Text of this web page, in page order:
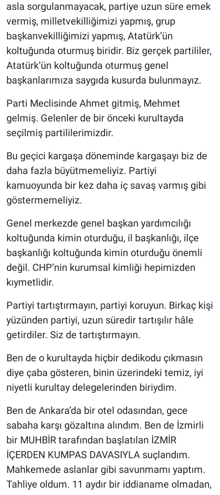
asla sorgulanmayacak, partiye uzun süre emek
vermiş, milletvekilliğimizi yapmış, grup
başkanvekilliğimizi yapmış, Atatürk’ün
koltuğunda oturmuş biridir. Biz gerçek partililer,
Atatürk’ün koltuğunda oturmuş genel
başkanlarımıza saygıda kusurda bulunmayız.
Parti Meclisinde Ahmet gitmiş, Mehmet
gelmiş. Gelenler de bir önceki kurultayda
seçilmiş partililerimizdir.
Bu geçici kargaşa döneminde kargaşayı biz de
daha fazla büyütmemeliyiz. Partiyi
kamuoyunda bir kez daha iç savaş varmış gibi
göstermemeliyiz.
Genel merkezde genel başkan yardımcılığı
koltuğunda kimin oturduğu, il başkanlığı, ilçe
başkanlığı koltuğunda kimin oturduğu önemli
değil. CHP’nin kurumsal kimliği hepimizden
kıymetlidir.
Partiyi tartıştırmayın, partiyi koruyun. Birkaç kişi
yüzünden partiyi, uzun süredir tartışılır hâle
getirdiler. Siz de tartıştırmayın.
Ben de o kurultayda hiçbir dedikodu çıkmasın
diye çaba gösteren, binin üzerindeki temiz, iyi
niyetli kurultay delegelerinden biriydim.
Ben de Ankara’da bir otel odasından, gece
sabaha karşı gözaltına alındım. Ben de İzmirli
bir MUHBİR tarafından başlatılan İZMİR
İÇERDEN KUMPAS DAVASIYLA suçlandım.
Mahkemede aslanlar gibi savunmamı yaptım.
Tahliye oldum. 11 aydır bir iddianame olmadan,